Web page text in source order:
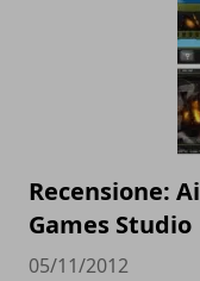
Recensione:
Games Studio
05/11/2012